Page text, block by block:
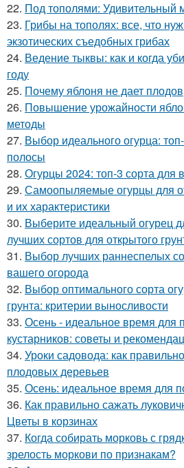
22. Под тополями: Удивительный
23. Грибы на тополях: все, что
экзотических съедобных грибах
24. Ведение тыквы: как и когда
году
25. Почему яблоня не дает плодов
26. Повышение урожайности
методы
27. Выбор идеального огурца:
полосы
28. Огурцы 2024: топ-3 сорта для
29. Самоопыляемые огурцы для
и их характеристики
30. Выберите идеальный огурец
лучших сортов для открытого
31. Выбор лучших раннеспелых
вашего огорода
32. Выбор оптимального сорта
грунта: критерии выносливости
33. Осень - идеальное время для
кустарников: советы и
34. Уроки садовода: как
плодовых деревьев
35. Осень: идеальное время для
36. Как правильно сажать
Цветы в корзинах
37. Когда собирать морковь с
зрелость моркови по признакам?